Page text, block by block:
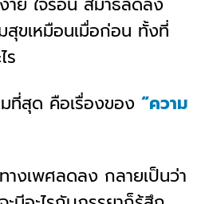
สุขเหมือนเมื่อก่อน ทั้งที่
ร
ที่สุด คือเรื่องของ “ความ
างเพศลดลง กลายเป็นว่า